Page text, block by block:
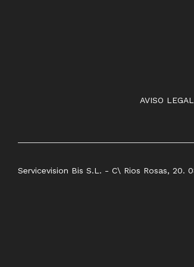
AVISO LEGAL
Servicevision Bis S.L. - C\ Rios Rosas,